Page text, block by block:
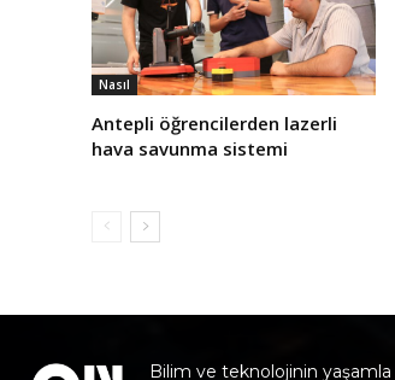
Nasıl
Antepli öğrencilerden lazerli
hava savunma sistemi
Bilim ve teknolojinin yaşamla